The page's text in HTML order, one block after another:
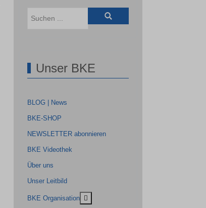
Unser BKE
BLOG | News
BKE-SHOP
NEWSLETTER abonnieren
BKE Videothek
Über uns
Unser Leitbild
BKE Organisation